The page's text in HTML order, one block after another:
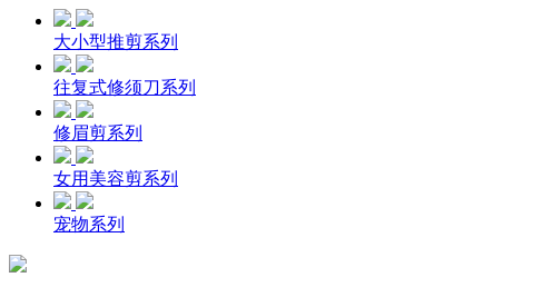
大小型推剪系列
往复式修须刀系列
修眉剪系列
女用美容剪系列
宠物系列